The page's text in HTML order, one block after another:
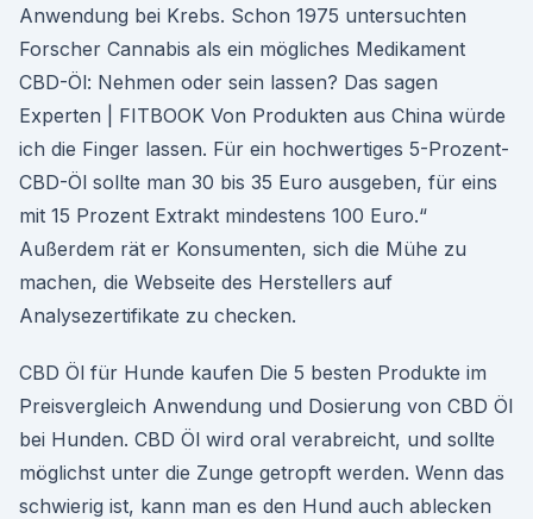
Anwendung bei Krebs. Schon 1975 untersuchten
Forscher Cannabis als ein mögliches Medikament
CBD-Öl: Nehmen oder sein lassen? Das sagen
Experten | FITBOOK Von Produkten aus China würde
ich die Finger lassen. Für ein hochwertiges 5-Prozent-
CBD-Öl sollte man 30 bis 35 Euro ausgeben, für eins
mit 15 Prozent Extrakt mindestens 100 Euro.“
Außerdem rät er Konsumenten, sich die Mühe zu
machen, die Webseite des Herstellers auf
Analysezertifikate zu checken.
CBD Öl für Hunde kaufen Die 5 besten Produkte im
Preisvergleich Anwendung und Dosierung von CBD Öl
bei Hunden. CBD Öl wird oral verabreicht, und sollte
möglichst unter die Zunge getropft werden. Wenn das
schwierig ist, kann man es den Hund auch ablecken